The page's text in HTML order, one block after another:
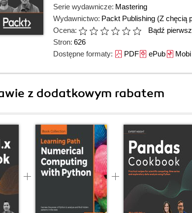
Serie wydawnicze: Mastering
Wydawnictwo: Packt Publishing (Z chęcią
Ocena:
Bądź
Stron: 626
Dostępne formaty: PDFePubMobi
z dodatkowym rabatem